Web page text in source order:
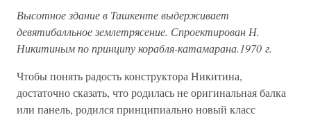
Высотное здание в Ташкенте выдерживает
девятибалльное землетрясение. Спроектирован Н.
Никитиным по принципу корабля-катамарана.1970 г.
Чтобы понять радость конструктора Никитина,
достаточно сказать, что родилась не оригинальная балка
или панель, родился принципиально новый класс